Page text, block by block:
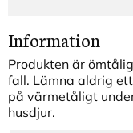
Information
Produkten är
fall. Lämna aldrig
på värmetåligt
husdjur.